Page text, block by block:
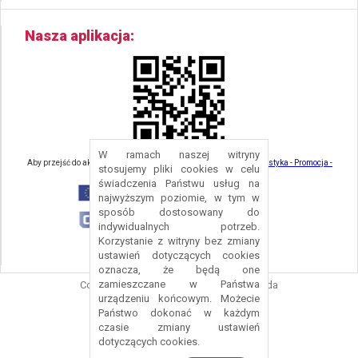
W ramach naszej witryny
stosujemy pliki cookies w celu
świadczenia Państwu usług na
najwyższym poziomie, w tym w
sposób dostosowany do
indywidualnych potrzeb.
Korzystanie z witryny bez zmiany
ustawień dotyczących cookies
oznacza, że będą one
zamieszczane w Państwa
urządzeniu końcowym. Możecie
Państwo dokonać w każdym
czasie zmiany ustawień
dotyczących cookies.
Nasza aplikacja
Aby przejść do aktualności związanych z turystyką - kliknij tu:
Turystyka - Promocja -
Strefa Turysty - Gmina Nowa Ruda
Copyright © 2016 Urząd Gminy Nowa Ruda
Projekt i wykonanie:Logonet Sp. z o.o.